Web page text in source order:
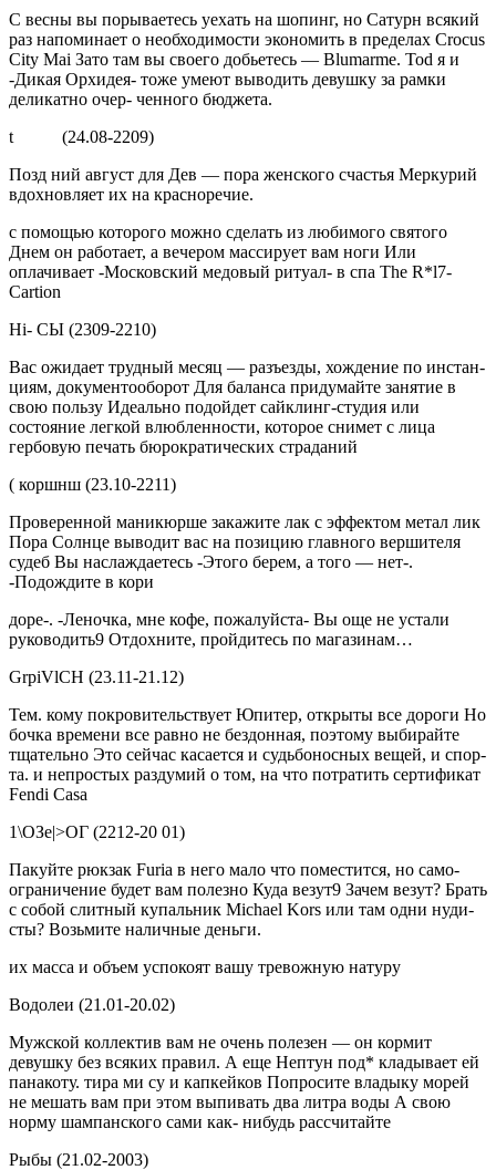
С весны вы порываетесь уехать на шопинг, но Сатурн всякий
раз напоминает о необходимости экономить в пределах Crocus
City Mai Зато там вы своего добье­тесь — Blumarme. Tod я и
-Дикая Орхидея- тоже умеют выводить девушку за рамки
деликатно очер- ченного бюджета.
t (24.08-2209)
Позд ний август для Дев — по­ра женского счастья Меркурий
вдохновляет их на красноречие.
с помощью которого можно сде­лать из любимого святого
Днем он работает, а вечером массирует вам ноги Или
оплачивает -Мо­сковский медовый ритуал- в спа The R*l7-
Cartion
Hi- СЫ (2309-2210)
Вас ожидает трудный месяц — разъезды, хождение по инстан­
циям, документооборот Для ба­ланса придумайте занятие в
свою пользу Идеально подойдет сайклинг-студия или
состояние легкой влюбленности, которое снимет с лица
гербовую печать бюрократических страданий
( коршнш (23.10-2211)
Проверенной маникюрше зака­жите лак с эффектом метал лик
Пора Солнце выводит вас на по­зицию главного вершителя
судеб Вы наслаждаетесь -Этого берем, а того — нет-.
-Подождите в кори­
доре-. -Леночка, мне кофе, пожа­луйста- Вы още не устали
руко­водить9 Отдохните, пройдитесь по магазинам…
GrpiVlCН (23.11-21.12)
Тем. кому покровительствует Юпитер, открыты все дороги Но
бочка времени все равно не бездонная, поэтому выбирай­те
тщательно Это сейчас касает­ся и судьбоносных вещей, и спор­
та. и непростых раздумий о том, на что потратить сертификат
Fendi Casa
1\ОЗе|>ОГ (2212-20 01)
Пакуйте рюкзак Furia в него мало что поместится, но само­
ограничение будет вам полез­но Куда везут9 Зачем везут? Брать
с собой слитный купальник Michael Kors или там одни нуди­
сты? Возьмите наличные деньги.
их масса и объем успокоят вашу тревожную натуру
Водолеи (21.01-20.02)
Мужской коллектив вам не очень полезен — он кормит
девушку без всяких правил. А еще Нептун под* кладывает ей
панакоту. тира ми су и капкейков Попросите владыку морей
не мешать вам при этом выпивать два литра воды А свою
норму шампанского сами как- нибудь рассчитайте
Рыбы (21.02-2003)